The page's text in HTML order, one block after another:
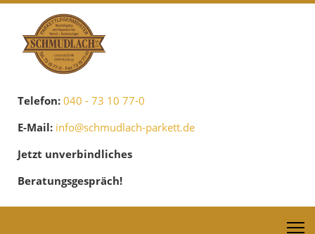
Telefon: 040 - 73 10 77-0
E-Mail: info@schmudlach-parkett.de
Jetzt unverbindliches
Beratungsgespräch!